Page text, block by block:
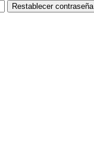
Restablecer contraseña